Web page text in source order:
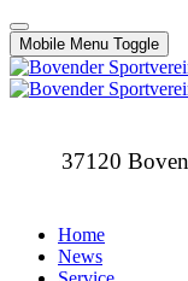
Mobile Menu Toggle
37120
Home
News